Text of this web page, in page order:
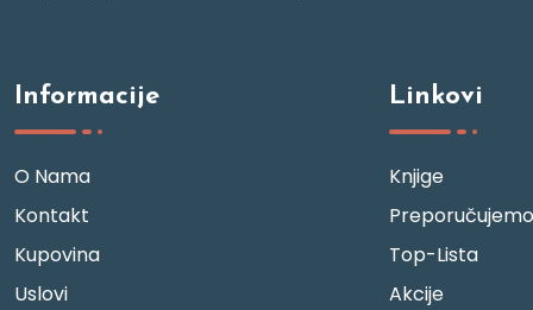
Informacije
O Nama
Kontakt
Kupovina
Uslovi
Linkovi
Knjige
Preporučujemo
Top-Lista
Akcije